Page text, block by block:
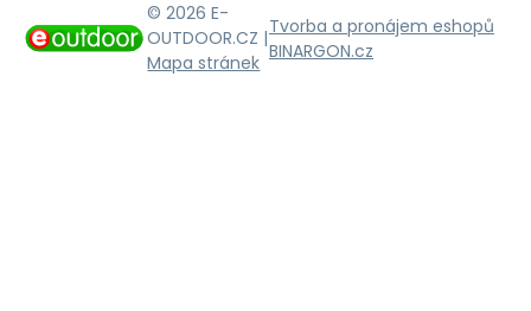
© 2026 E-
OUTDOOR.CZ |
Mapa stránek
Tvorba a pronájem eshopů
BINARGON.cz